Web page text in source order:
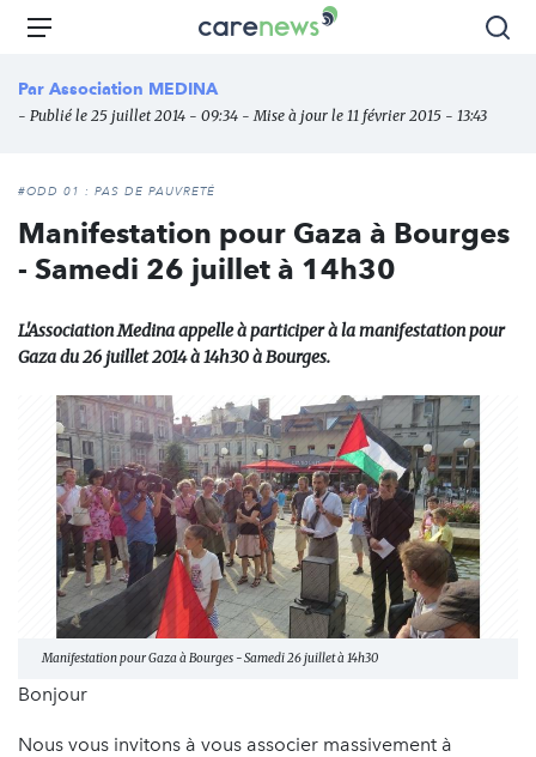
Aller
principal
Carenews,
média
des
l'engagement
Menu
Par Association MEDINA
- Publié le 25 juillet 2014 - 09:34 - Mise à jour le 11 février 2015 - 13:43
#ODD 01 : PAS DE PAUVRETÉ
Manifestation pour Gaza à Bourges
- Samedi 26 juillet à 14h30
L'Association Medina appelle à participer à la manifestation pour
Gaza du 26 juillet 2014 à 14h30 à Bourges.
Manifestation pour Gaza à Bourges - Samedi 26 juillet à 14h30
Bonjour
Nous vous invitons à vous associer massivement à